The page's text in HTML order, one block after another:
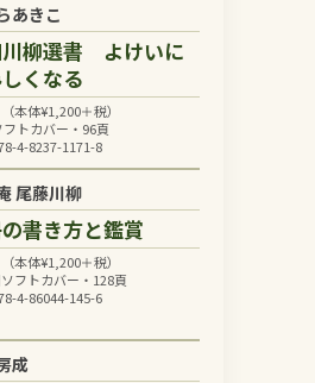
あきこ
柳選書 よけいに
くなる
本体¥1,200＋税）
フトカバー・96頁
4-8237-1171-8
尾藤川柳
書き方と鑑賞
本体¥1,200＋税）
フトカバー・128頁
4-86044-145-6
成